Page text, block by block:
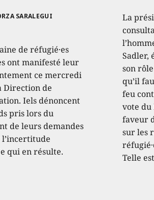
SARALEGUI
de réfugié·es
ont manifesté leur
ce mercredi
Direction de
Iels dénoncent
pris lors du
de leurs demandes
l’incertitude
qui en résulte.
La
Sadler,
son
qu’il
feu
vote du
faveur
sur les
Telle